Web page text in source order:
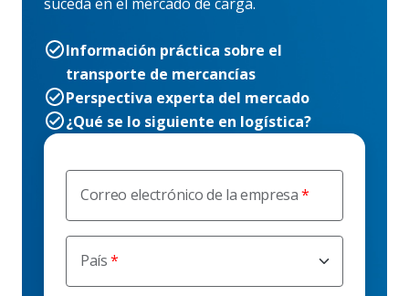
Correo electrónico de la empresa
País
Información práctica sobre el
transporte de mercancías
Perspectiva experta del mercado
¿Qué se lo siguiente en logística?